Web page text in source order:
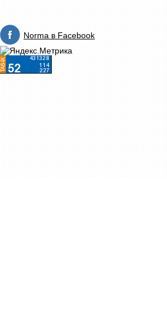
Norma в Facebook